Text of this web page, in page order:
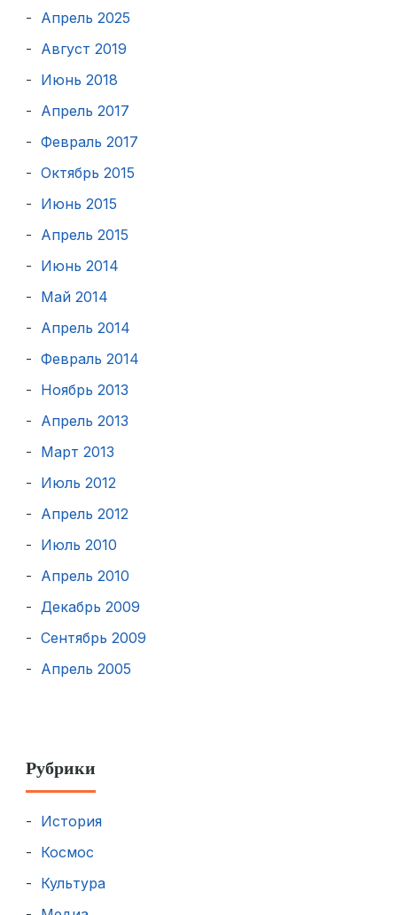
Апрель 2025
Август 2019
Июнь 2018
Апрель 2017
Февраль 2017
Октябрь 2015
Июнь 2015
Апрель 2015
Июнь 2014
Май 2014
Апрель 2014
Февраль 2014
Ноябрь 2013
Апрель 2013
Март 2013
Июль 2012
Апрель 2012
Июль 2010
Апрель 2010
Декабрь 2009
Сентябрь 2009
Апрель 2005
Рубрики
История
Космос
Культура